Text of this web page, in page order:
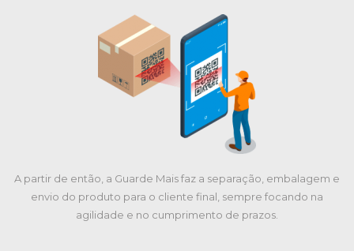
A partir de então, a Guarde Mais faz a separação, embalagem e
envio do produto para o cliente final, sempre focando na
agilidade e no cumprimento de prazos.